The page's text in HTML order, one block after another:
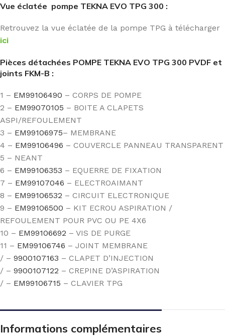
Vue éclatée pompe TEKNA EVO TPG 300 :
Retrouvez la vue éclatée de la pompe TPG à télécharger
ici
Pièces détachées POMPE TEKNA EVO TPG 300 PVDF et
joints FKM-B :
1 – EM99106490 – CORPS DE POMPE
2 – EM99070105 – BOITE A CLAPETS
ASPI/REFOULEMENT
3 – EM99106975– MEMBRANE
4 – EM99106496 – COUVERCLE PANNEAU TRANSPARENT
5 – NEANT
6 – EM99106353 – EQUERRE DE FIXATION
7 – EM99107046 – ELECTROAIMANT
8 – EM99106532 – CIRCUIT ELECTRONIQUE
9 – EM99106500 – KIT ECROU ASPIRATION /
REFOULEMENT POUR PVC OU PE 4X6
10 – EM99106692 – VIS DE PURGE
11 – EM99106746 – JOINT MEMBRANE
/ – 9900107163 – CLAPET D’INJECTION
/ – 9900107122 – CREPINE D’ASPIRATION
/ – EM99106715 – CLAVIER TPG
Informations complémentaires